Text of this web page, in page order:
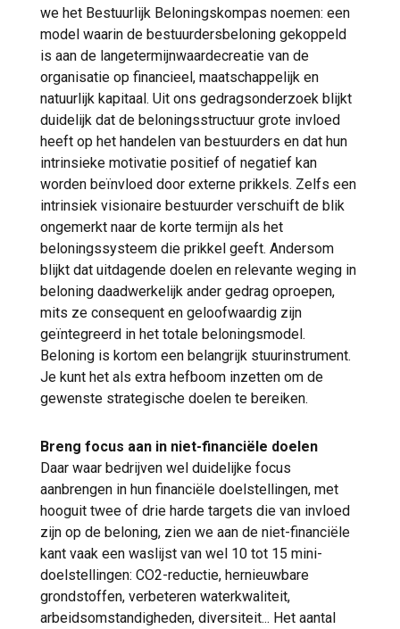
we het Bestuurlijk Beloningskompas noemen: een
model waarin de bestuurdersbeloning gekoppeld
is aan de langetermijnwaardecreatie van de
organisatie op financieel, maatschappelijk en
natuurlijk kapitaal. Uit ons gedragsonderzoek blijkt
duidelijk dat de beloningsstructuur grote invloed
heeft op het handelen van bestuurders en dat hun
intrinsieke motivatie positief of negatief kan
worden beïnvloed door externe prikkels. Zelfs een
intrinsiek visionaire bestuurder verschuift de blik
ongemerkt naar de korte termijn als het
beloningssysteem die prikkel geeft. Andersom
blijkt dat uitdagende doelen en relevante weging in
beloning daadwerkelijk ander gedrag oproepen,
mits ze consequent en geloofwaardig zijn
geïntegreerd in het totale beloningsmodel.
Beloning is kortom een belangrijk stuurinstrument.
Je kunt het als extra hefboom inzetten om de
gewenste strategische doelen te bereiken.
Breng focus aan in niet-financiële doelen
Daar waar bedrijven wel duidelijke focus
aanbrengen in hun financiële doelstellingen, met
hooguit twee of drie harde targets die van invloed
zijn op de beloning, zien we aan de niet-financiële
kant vaak een waslijst van wel 10 tot 15 mini-
doelstellingen: CO2-reductie, hernieuwbare
grondstoffen, verbeteren waterkwaliteit,
arbeidsomstandigheden, diversiteit... Het aantal